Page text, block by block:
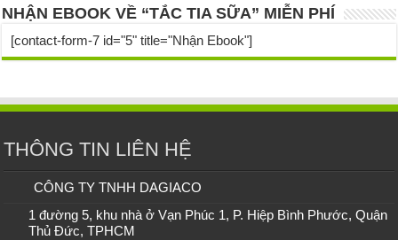
NHẬN EBOOK VỀ “TẮC TIA SỮA” MIỄN PHÍ
[contact-form-7 id="5" title="Nhận Ebook"]
THÔNG TIN LIÊN HỆ
CÔNG TY TNHH DAGIACO
1 đường 5, khu nhà ở Vạn Phúc 1, P. Hiệp Bình Phước, Quận
Thủ Đức, TPHCM